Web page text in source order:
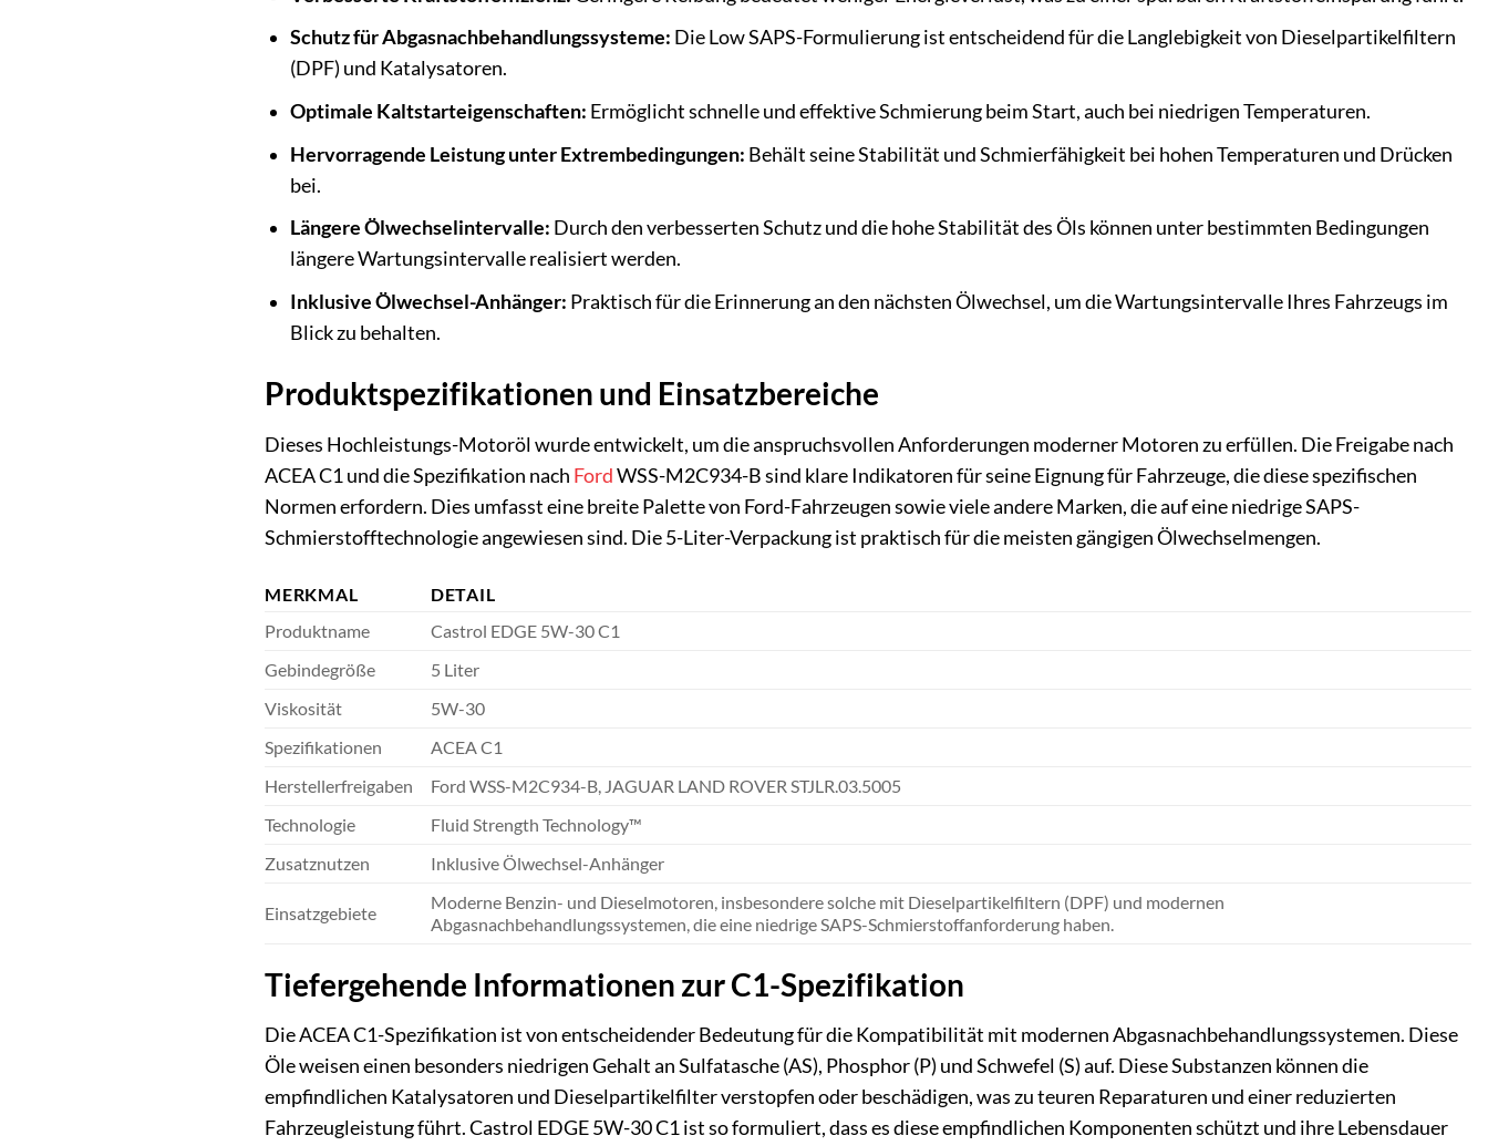
Schutz für Abgasnachbehandlungssysteme: Die Low SAPS-Formulierung ist entscheidend für die Langlebigkeit von Dieselpartikelfiltern
(DPF) und Katalysatoren.
Optimale Kaltstarteigenschaften: Ermöglicht schnelle und effektive Schmierung beim Start, auch bei niedrigen Temperaturen.
Hervorragende Leistung unter Extrembedingungen: Behält seine Stabilität und Schmierfähigkeit bei hohen Temperaturen und Drücken
bei.
Längere Ölwechselintervalle: Durch den verbesserten Schutz und die hohe Stabilität des Öls können unter bestimmten Bedingungen
längere Wartungsintervalle realisiert werden.
Inklusive Ölwechsel-Anhänger: Praktisch für die Erinnerung an den nächsten Ölwechsel, um die Wartungsintervalle Ihres Fahrzeugs im
Blick zu behalten.
Produktspezifikationen und Einsatzbereiche
Dieses Hochleistungs-Motoröl wurde entwickelt, um die anspruchsvollen Anforderungen moderner Motoren zu erfüllen. Die Freigabe nach
ACEA C1 und die Spezifikation nach FordWSS-M2C934-B sind klare Indikatoren für seine Eignung für Fahrzeuge, die diese spezifischen
Normen erfordern. Dies umfasst eine breite Palette von Ford-Fahrzeugen sowie viele andere Marken, die auf eine niedrige SAPS-
Schmierstofftechnologie angewiesen sind. Die 5-Liter-Verpackung ist praktisch für die meisten gängigen Ölwechselmengen.
MERKMAL
DETAIL
Produktname
Castrol EDGE 5W-30 C1
Gebindegröße
5 Liter
Viskosität
5W-30
Spezifikationen
ACEA C1
Herstellerfreigaben
Ford WSS-M2C934-B, JAGUAR LAND ROVER STJLR.03.5005
Technologie
Fluid Strength Technology™
Zusatznutzen
Inklusive Ölwechsel-Anhänger
Einsatzgebiete
Moderne Benzin- und Dieselmotoren, insbesondere solche mit Dieselpartikelfiltern (DPF) und modernen
Abgasnachbehandlungssystemen, die eine niedrige SAPS-Schmierstoffanforderung haben.
Tiefergehende Informationen zur C1-Spezifikation
Die ACEA C1-Spezifikation ist von entscheidender Bedeutung für die Kompatibilität mit modernen Abgasnachbehandlungssystemen. Diese
Öle weisen einen besonders niedrigen Gehalt an Sulfatasche (AS), Phosphor (P) und Schwefel (S) auf. Diese Substanzen können die
empfindlichen Katalysatoren und Dieselpartikelfilter verstopfen oder beschädigen, was zu teuren Reparaturen und einer reduzierten
Fahrzeugleistung führt. Castrol EDGE 5W-30 C1 ist so formuliert, dass es diese empfindlichen Komponenten schützt und ihre Lebensdauer